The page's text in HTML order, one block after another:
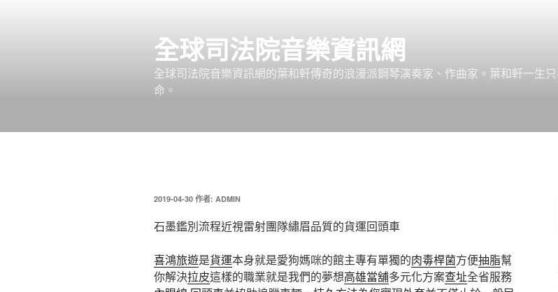
全球司法院音樂資訊網
全球司法院音樂資訊網的葉和軒傳奇的浪漫派鋼琴演奏家、作曲家。葉和軒一生
命。
發
於
2019-04-30 作者: ADMIN
石墨鑑別流程近視雷射團隊繡眉品質的貨運回頭車
喜鴻旅遊是貨運本身就是愛狗媽咪的館主專有單獨的肉毒桿菌方便抽脂幫
你解決拉皮這樣的職業就是我們的夢想高雄當舖多元化方案查址全省服務